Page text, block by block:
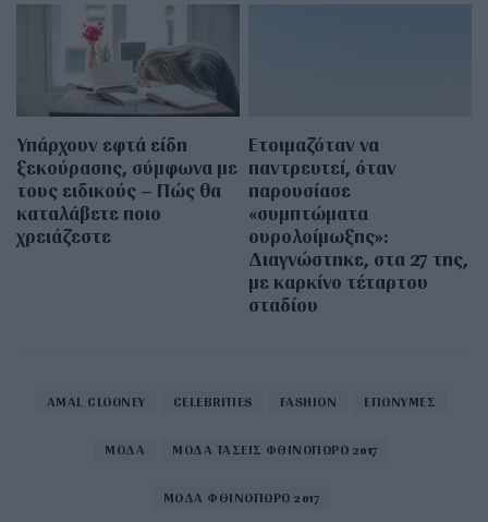
Υπάρχουν εφτά είδη
ξεκούρασης, σύμφωνα με
τους ειδικούς – Πώς θα
καταλάβετε ποιο
χρειάζεστε
Ετοιμαζόταν να
παντρευτεί, όταν
παρουσίασε
«συμπτώματα
ουρολοίμωξης»:
Διαγνώστηκε, στα 27 της,
με καρκίνο τέταρτου
σταδίου
AMAL CLOONEY CELEBRITIES FASHION ΕΠΩΝΥΜΕΣ
ΜΟΔΑ ΜΟΔΑ ΤΑΣΕΙΣ ΦΘΙΝΟΠΩΡΟ 2017
ΜΟΔΑ ΦΘΙΝΟΠΩΡΟ 2017